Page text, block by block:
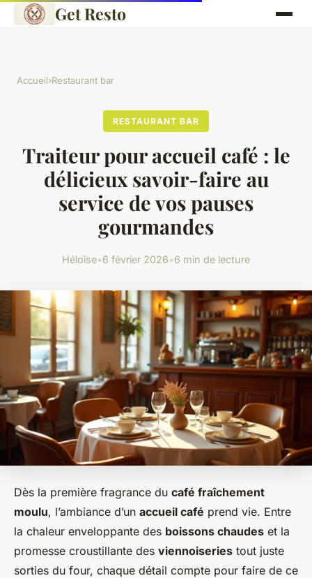
Get Resto
Accueil›Restaurant bar
RESTAURANT BAR
Traiteur pour accueil café : le
délicieux savoir-faire au
service de vos pauses
gourmandes
Héloïse•6 février 2026•6 min de lecture
Dès la première fragrance du café fraîchement
moulu, l’ambiance d’un accueil café prend vie. Entre
la chaleur enveloppante des boissons chaudes et la
promesse croustillante des viennoiseries tout juste
sorties du four, chaque détail compte pour faire de ce